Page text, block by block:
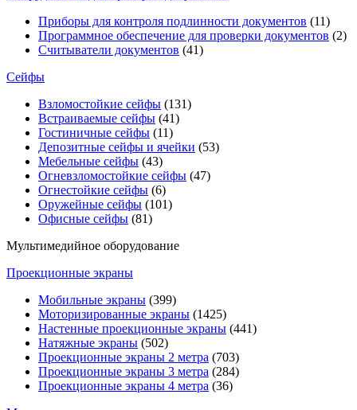
Приборы для контроля подлинности документов (11)
Программное обеспечение для проверки документов (2)
Считыватели документов (41)
Сейфы
Взломостойкие сейфы (131)
Встраиваемые сейфы (41)
Гостиничные сейфы (11)
Депозитные сейфы и ячейки (53)
Мебельные сейфы (43)
Огневзломостойкие сейфы (47)
Огнестойкие сейфы (6)
Оружейные сейфы (101)
Офисные сейфы (81)
Мультимедийное оборудование
Проекционные экраны
Мобильные экраны (399)
Моторизированные экраны (1425)
Настенные проекционные экраны (441)
Натяжные экраны (502)
Проекционные экраны 2 метра (703)
Проекционные экраны 3 метра (284)
Проекционные экраны 4 метра (36)